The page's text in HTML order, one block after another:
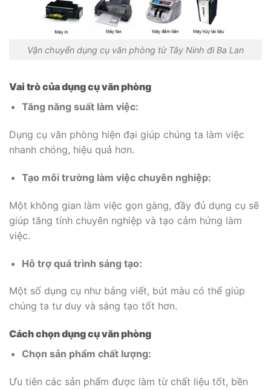
Vận chuyển dụng cụ văn phòng từ Tây Ninh đi Ba Lan
Vai trò của dụng cụ văn phòng
Tăng năng suất làm việc:
Dụng cụ văn phòng hiện đại giúp chúng ta làm việc
nhanh chóng, hiệu quả hơn.
Tạo môi trường làm việc chuyên nghiệp:
Một không gian làm việc gọn gàng, đầy đủ dụng cụ sẽ
giúp tăng tính chuyên nghiệp và tạo cảm hứng làm
việc.
Hỗ trợ quá trình sáng tạo:
Một số dụng cụ như bảng viết, bút màu có thể giúp
chúng ta tư duy và sáng tạo tốt hơn.
Cách chọn dụng cụ văn phòng
Chọn sản phẩm chất lượng:
Ưu tiên các sản phẩm được làm từ chất liệu tốt, bền